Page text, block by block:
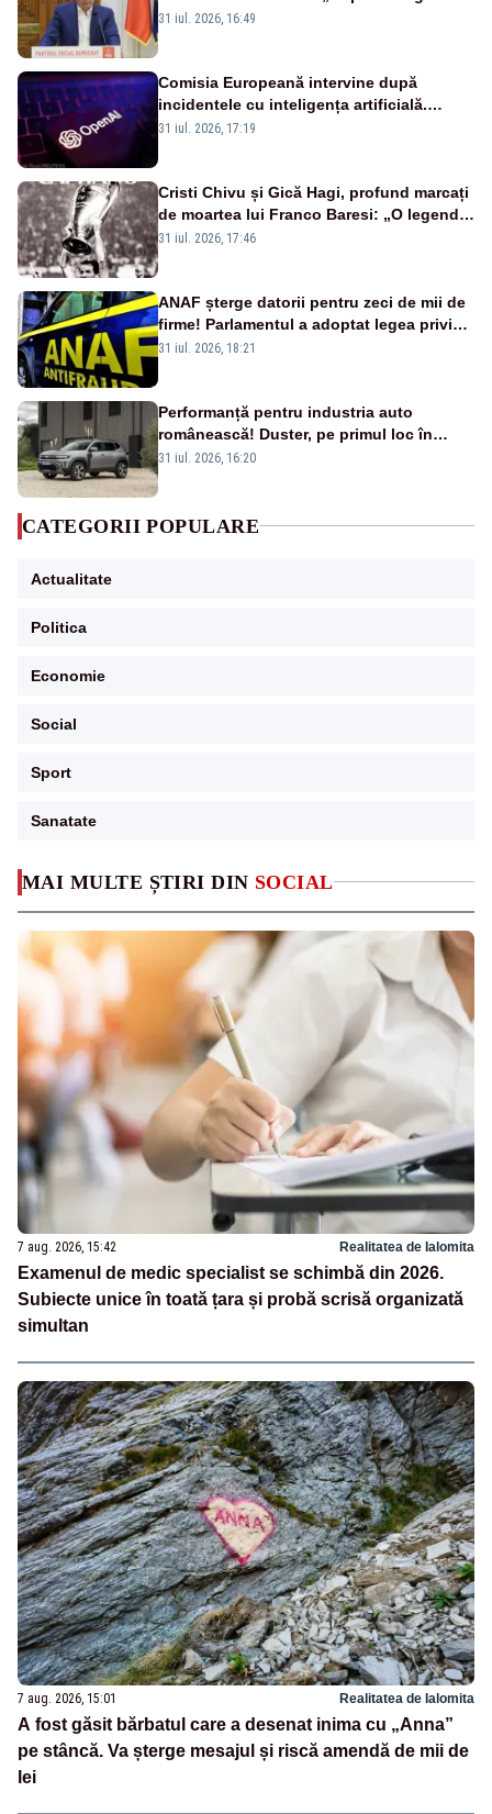
MAI MULTE ȘTIRI DIN SOCIAL
7 aug. 2026, 15:42 Realitatea de Ialomita
Examenul de medic specialist se schimbă din 2026.
Subiecte unice în toată țara și probă scrisă organizată
simultan
7 aug. 2026, 15:01 Realitatea de Ialomita
A fost găsit bărbatul care a desenat inima cu „Anna”
pe stâncă. Va șterge mesajul și riscă amendă de mii de
lei
sunt șanse mai mari”
31 iul. 2026, 16:49
Comisia Europeană intervine după
incidentele cu inteligența artificială.
OpenAI și Anthropic, vizate
31 iul. 2026, 17:19
Cristi Chivu și Gică Hagi, profund marcați
de moartea lui Franco Baresi: „O legendă
a fotbalului mondial”
31 iul. 2026, 17:46
ANAF șterge datorii pentru zeci de mii de
firme! Parlamentul a adoptat legea privind
amnistia fiscală
31 iul. 2026, 18:21
Performanță pentru industria auto
românească! Duster, pe primul loc în
topul vânzărilor din Ucraina
31 iul. 2026, 16:20
CATEGORII POPULARE
Actualitate
Politica
Economie
Social
Sport
Sanatate